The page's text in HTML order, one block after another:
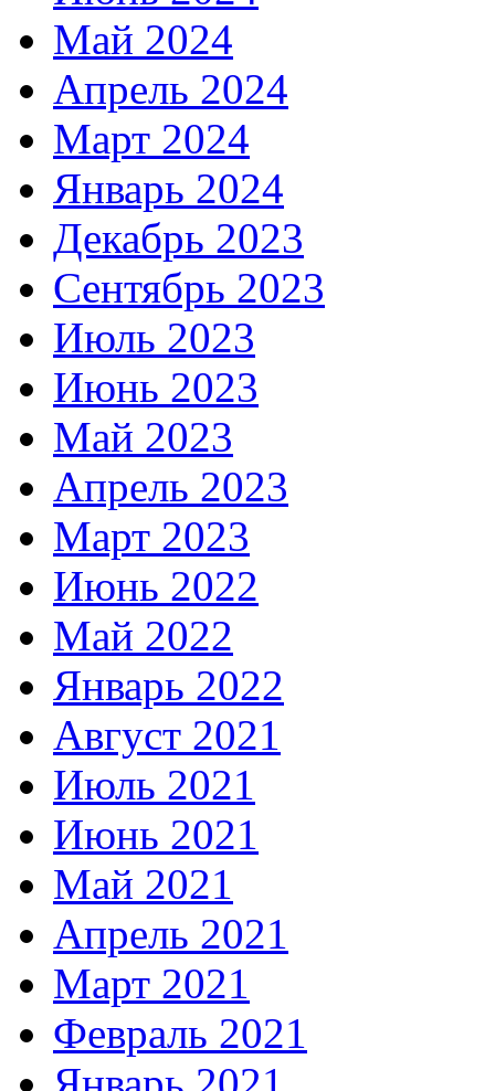
Май 2024
Апрель 2024
Март 2024
Январь 2024
Декабрь 2023
Сентябрь 2023
Июль 2023
Июнь 2023
Май 2023
Апрель 2023
Март 2023
Июнь 2022
Май 2022
Январь 2022
Август 2021
Июль 2021
Июнь 2021
Май 2021
Апрель 2021
Март 2021
Февраль 2021